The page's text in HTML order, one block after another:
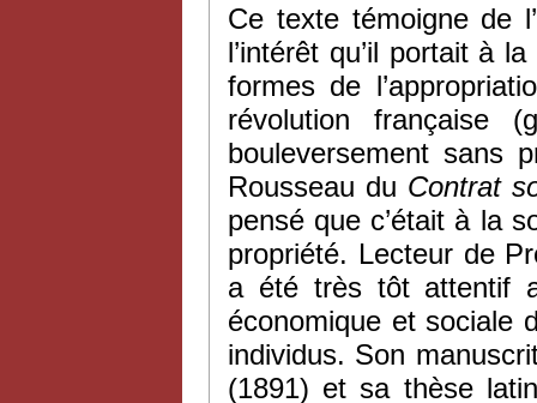
Ce texte témoigne de
l’intérêt qu’il portait à
formes de
révolution française
bouleversement sans
Rousseau du Contrat
pensé que c’était à la
propriété. Lecteur de
a été très tôt attentif
économique et sociale
individus. Son
(1891) et sa thèse